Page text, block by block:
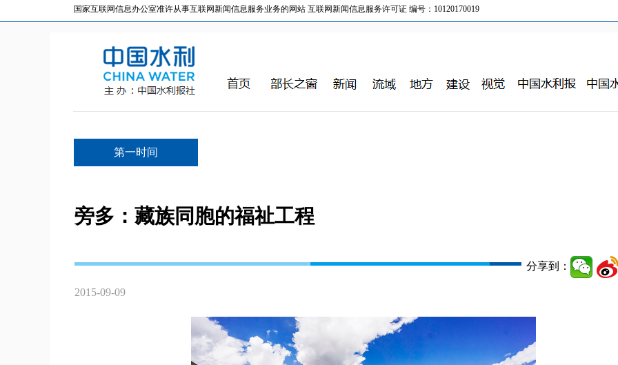
国家互联网信息办公室准许从事互联网新闻信息服务业务的网站 互联网新闻信息服务许可证 编号：10120170019
第一时间
旁多：藏族同胞的福祉工程
分享到：
2015-09-09